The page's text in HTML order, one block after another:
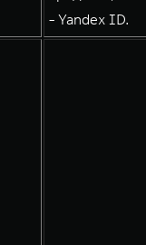
- Yandex ID.